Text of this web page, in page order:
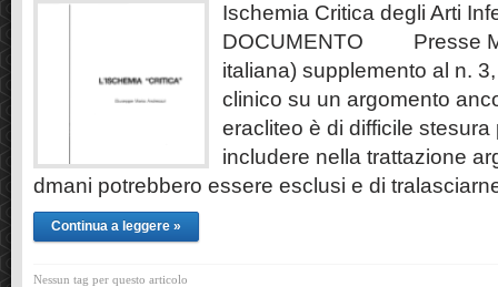
Ischemia Critica degli Arti
DOCUMENTO Presse
italiana) supplemento al n.
clinico su un argomento
eracliteo è di difficile
includere nella trattazione
dmani potrebbero essere esclusi e di
Continua a leggere »
Nessun tag per questo articolo